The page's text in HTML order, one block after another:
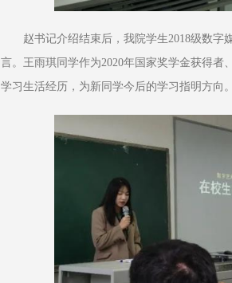
赵书记介绍结束后，我院学生2018级数
言。王雨琪同学作为2020年国家奖学金获得者
学习生活经历，为新同学今后的学习指明方向。